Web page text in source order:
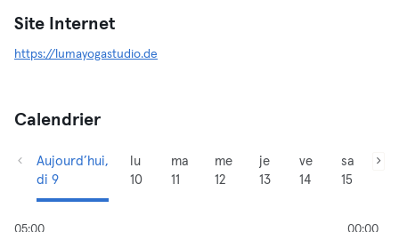
Site Internet
https://lumayogastudio.de
Calendrier
Aujourd’hui,
di 9
lu
10
ma
11
me
12
je
13
ve
14
sa
15
05:00 00:00